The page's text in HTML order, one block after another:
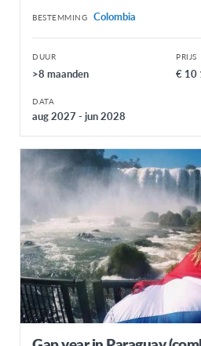
Peru
Uruguay
NOORD-AMERIKA
Canada
OCEANIË
Australië
Nieuw-Zeeland
BESTEMMING Colombia
DUUR
>8 maanden
PRIJS
€ 10
DATA
aug 2027 - jun 2028